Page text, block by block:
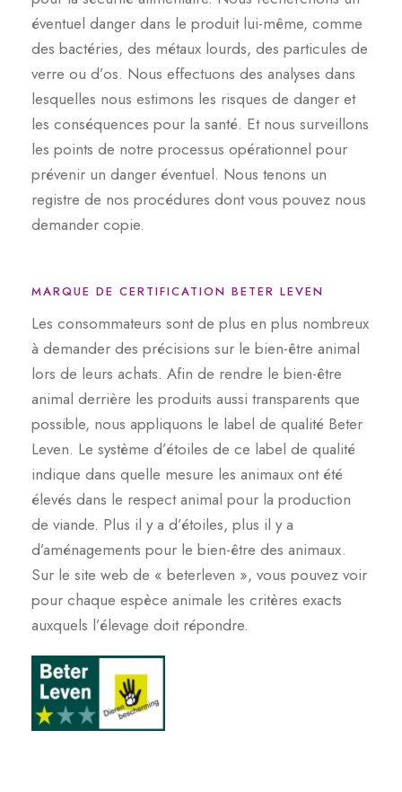
éventuel danger dans le produit lui-même, comme
des bactéries, des métaux lourds, des particules de
verre ou d’os. Nous effectuons des analyses dans
lesquelles nous estimons les risques de danger et
les conséquences pour la santé. Et nous surveillons
les points de notre processus opérationnel pour
prévenir un danger éventuel. Nous tenons un
registre de nos procédures dont vous pouvez nous
demander copie.
MARQUE DE CERTIFICATION BETER LEVEN
Les consommateurs sont de plus en plus nombreux
à demander des précisions sur le bien-être animal
lors de leurs achats. Afin de rendre le bien-être
animal derrière les produits aussi transparents que
possible, nous appliquons le label de qualité Beter
Leven. Le système d’étoiles de ce label de qualité
indique dans quelle mesure les animaux ont été
élevés dans le respect animal pour la production
de viande. Plus il y a d’étoiles, plus il y a
d’aménagements pour le bien-être des animaux.
Sur le site web de « beterleven », vous pouvez voir
pour chaque espèce animale les critères exacts
auxquels l’élevage doit répondre.